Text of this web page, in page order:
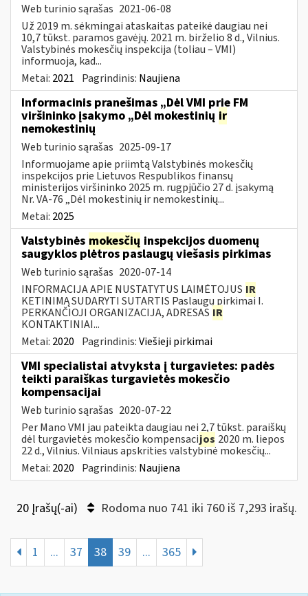
Web turinio sąrašas 2021-06-08
Už 2019 m. sėkmingai ataskaitas pateikė daugiau nei
10,7 tūkst. paramos gavėjų. 2021 m. birželio 8 d., Vilnius.
Valstybinės mokesčių inspekcija (toliau – VMI)
informuoja, kad...
Metai: 2021 Pagrindinis: Naujiena
Informacinis pranešimas „Dėl VMI prie FM
viršininko įsakymo „Dėl mokestinių ir
nemokestinių
Web turinio sąrašas 2025-09-17
Informuojame apie priimtą Valstybinės mokesčių
inspekcijos prie Lietuvos Respublikos finansų
ministerijos viršininko 2025 m. rugpjūčio 27 d. įsakymą
Nr. VA-76 „Dėl mokestinių ir nemokestinių...
Metai: 2025
Valstybinės mokesčių inspekcijos duomenų
saugyklos plėtros paslaugų viešasis pirkimas
Web turinio sąrašas 2020-07-14
INFORMACIJA APIE NUSTATYTUS LAIMĖTOJUS IR
KETINIMĄ SUDARYTI SUTARTIS Paslaugų pirkimai I.
PERKANČIOJI ORGANIZACIJA, ADRESAS IR
KONTAKTINIAI...
Metai: 2020 Pagrindinis:Viešieji pirkimai
VMI specialistai atvyksta į turgavietes: padės
teikti paraiškas turgavietės mokesčio
kompensacijai
Web turinio sąrašas 2020-07-22
Per Mano VMI jau pateikta daugiau nei 2,7 tūkst. paraiškų
dėl turgavietės mokesčio kompensacijos 2020 m. liepos
22 d., Vilnius. Vilniaus apskrities valstybinė mokesčių...
Metai: 2020 Pagrindinis: Naujiena
20 Įrašų(-ai) Rodoma nuo 741 iki 760 iš 7,293 irašų.
1 ... 37 38 39 ... 365